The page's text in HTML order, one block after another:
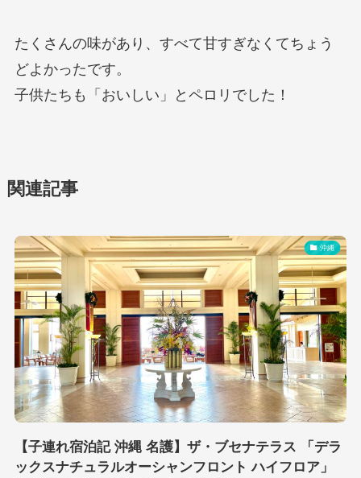
たくさんの味があり、すべて甘すぎなくてちょう
どよかったです。
子供たちも「おいしい」とペロリでした！
関連記事
沖縄
【子連れ宿泊記 沖縄 名護】ザ・ブセナテラス 「デラ
ックスナチュラルオーシャンフロント ハイフロア」